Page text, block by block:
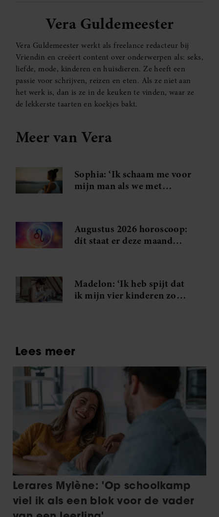
Vera Guldemeester
Vera Guldemeester werkt als freelance redacteur bij
Vriendin en creëert content over onderwerpen als: seks,
liefde, mode, kinderen en huisdieren. Ze heeft een
passie voor schrijven, reizen en eten. Als ze niet aan
het werk is, dan is ze in de keuken te vinden, waar ze
de lekkerste taarten en koekjes bakt.
Meer van Vera
Sophia: ‘Ik schaam me voor
mijn man als we met
Augustus 2026 horoscoop:
dít staat er deze maand
Madelon: ‘Ik heb spijt dat
ik mijn vier kinderen zo